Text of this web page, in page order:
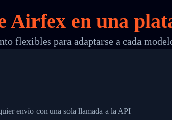
HONG KONG, HONG KONG-HONG KONG,2017-03-
Airfex en una
flexibles para adaptarse a cada
envío con una sola llamada a la API